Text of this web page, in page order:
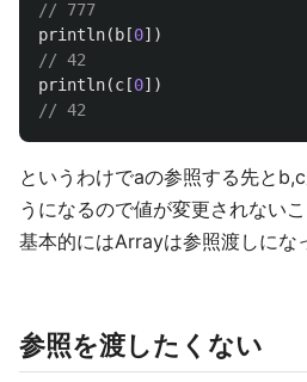
// 777
println( b [0])
// 42
println(c [0])
// 42
というわけでaの参照する先と
うになるので値が変更されないこ
基本的にはArrayは参照渡しにな
参照を渡したくない